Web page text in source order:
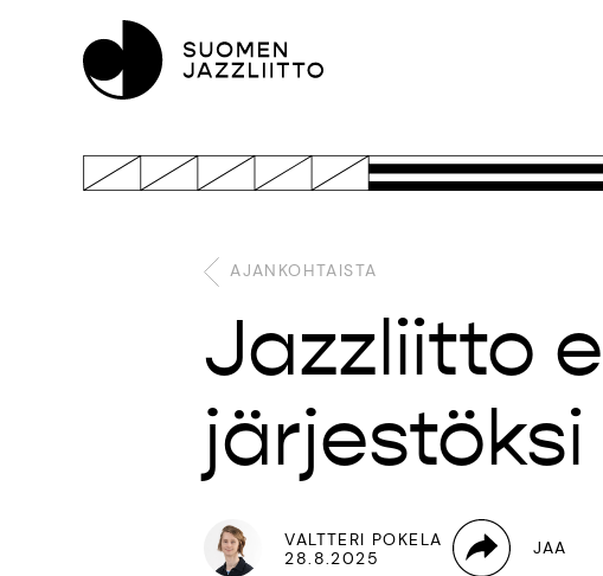
AJANKOHTAISTA
Jazzliitto
järjestöksi
VALTTERI POKELA
28.8.2025